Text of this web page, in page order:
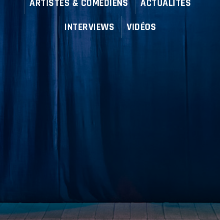
ARTISTES & COMÉDIENS ACTUALITÉS
INTERVIEWS VIDÉOS